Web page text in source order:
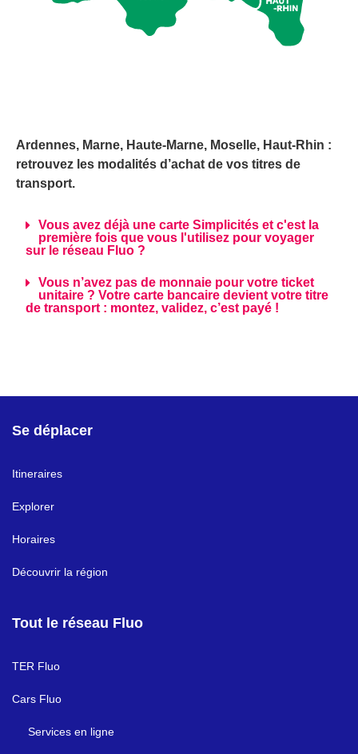
Ardennes, Marne, Haute-Marne, Moselle, Haut-Rhin :
retrouvez les modalités d’achat de vos titres de
transport.
Vous avez déjà une carte Simplicités et c'est la
première fois que vous l'utilisez pour voyager
sur le réseau Fluo ?
Vous n’avez pas de monnaie pour votre ticket
unitaire ? Votre carte bancaire devient votre titre
de transport : montez, validez, c’est payé !
Se déplacer
Itineraires
Explorer
Horaires
Découvrir la région
Tout le réseau Fluo
TER Fluo
Cars Fluo
Services en ligne